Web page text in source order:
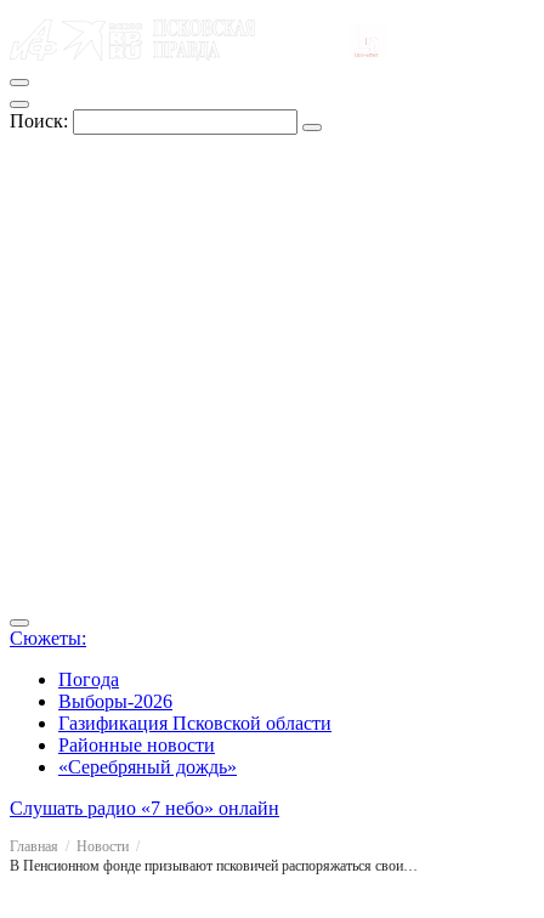
Поиск:
Сюжеты:
Погода
Выборы-2026
Газификация Псковской области
Районные новости
«Серебряный дождь»
Слушать радио «7 небо» онлайн
Главная
Новости
В Пенсионном фонде призывают псковичей распоряжаться своими деньгами обдуманно и не торопиться